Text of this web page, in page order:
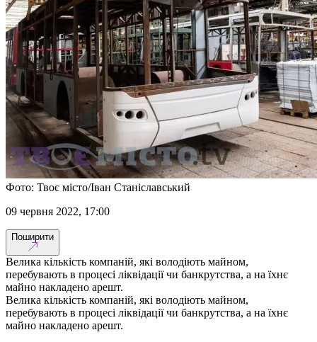
Фото: Твоє місто/Іван Станіславський
09 червня 2022, 17:00
Поширити
Велика кількість компаній, які володіють майном,
перебувають в процесі ліквідації чи банкрутства, а на їхнє
майно накладено арешт.
Велика кількість компаній, які володіють майном,
перебувають в процесі ліквідації чи банкрутства, а на їхнє
майно накладено арешт.